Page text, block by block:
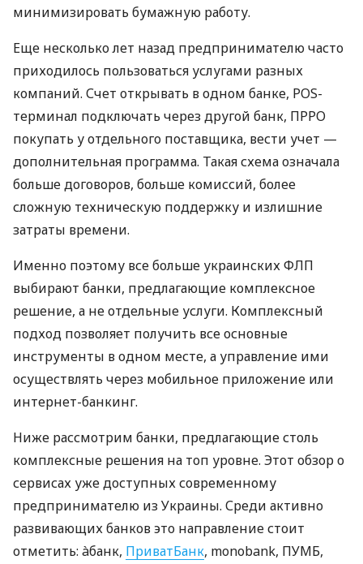
минимизировать бумажную работу.
Еще несколько лет назад предпринимателю часто
приходилось пользоваться услугами разных
компаний. Счет открывать в одном банке, POS-
терминал подключать через другой банк, ПРРО
покупать у отдельного поставщика, вести учет —
дополнительная программа. Такая схема означала
больше договоров, больше комиссий, более
сложную техническую поддержку и излишние
затраты времени.
Именно поэтому все больше украинских ФЛП
выбирают банки, предлагающие комплексное
решение, а не отдельные услуги. Комплексный
подход позволяет получить все основные
инструменты в одном месте, а управление ими
осуществлять через мобильное приложение или
интернет-банкинг.
Ниже рассмотрим банки, предлагающие столь
комплексные решения на топ уровне. Этот обзор о
сервисах уже доступных современному
предпринимателю из Украины. Среди активно
развивающих банков это направление стоит
отметить: àбанк, ПриватБанк, monobank, ПУМБ,